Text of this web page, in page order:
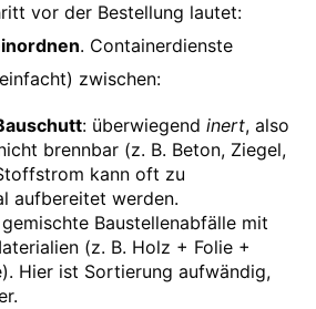
vor der Bestellung lautet:
. Containerdienste
zwischen:
: überwiegendinert, also
brennbar (z. B. Beton, Ziegel,
kann oft zu
aufbereitet werden.
gemischte Baustellenabfälle mit
(z. B. Holz + Folie +
Hier ist Sortierung aufwändig,